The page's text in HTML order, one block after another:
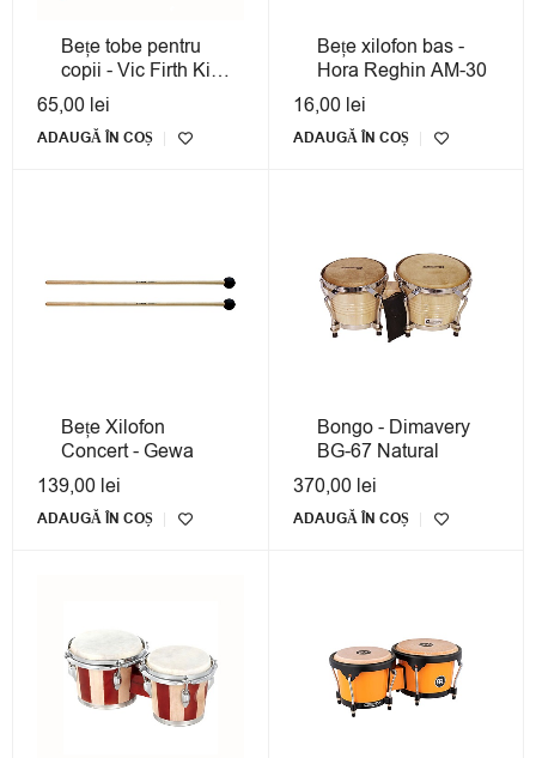
Bețe tobe pentru
copii - Vic Firth Kids
Hickory
65,00 lei
ADAUGĂ ÎN COȘ
Bețe xilofon bas -
Hora Reghin AM-30
16,00 lei
ADAUGĂ ÎN COȘ
Bețe Xilofon
Concert - Gewa
139,00 lei
ADAUGĂ ÎN COȘ
Bongo - Dimavery
BG-67 Natural
370,00 lei
ADAUGĂ ÎN COȘ